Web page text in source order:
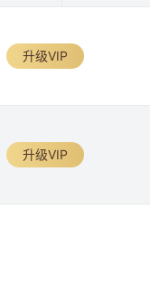
升级VIP
升级VIP